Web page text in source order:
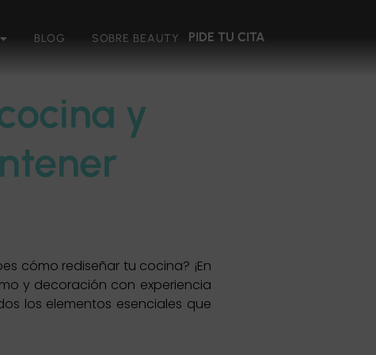
BLOG SOBRE BEAUTY PIDE TU CITA
y
cómo rediseñar tu cocina? ¡En
y decoración con experiencia
los elementos esenciales que